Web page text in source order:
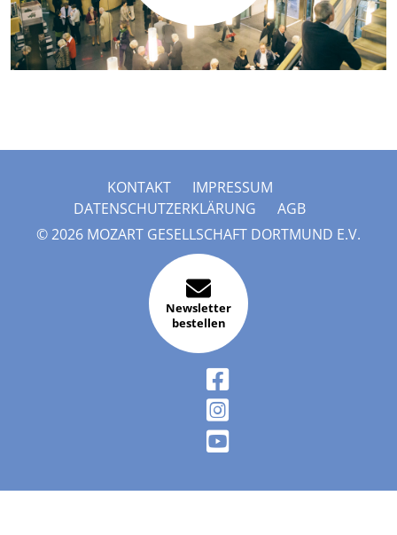
KONTAKT
IMPRESSUM
DATENSCHUTZERKLÄRUNG
AGB
© 2026 MOZART GESELLSCHAFT DORTMUND E.V.
Newsletter
bestellen
FACEBOOK
INSTAGRAM
YOUTUBE